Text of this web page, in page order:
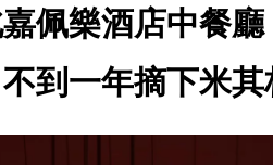
佩樂酒店中餐廳
不到一年摘下米其